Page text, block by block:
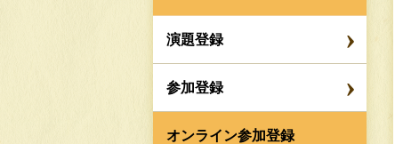
演題登録
参加登録
オンライン参加登録